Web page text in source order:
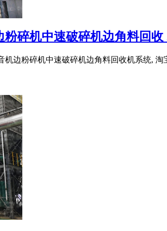
碎机中速破碎机边角料回收
边粉碎机中速破碎机边角料回收机系统,